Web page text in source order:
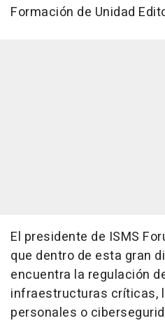
Formación de Unidad
El presidente de ISMS
que dentro de esta gran
encuentra la regulación
infraestructuras críticas,
personales o